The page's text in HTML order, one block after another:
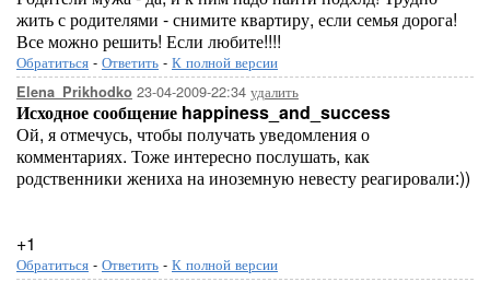
жить с родителями - снимите квартиру, если семья дорога!
Все можно решить! Если любите!!!!
Обратиться - Ответить - К полной версии
Elena_Prikhodko 23-04-2009-22:34 удалить
Исходное сообщение happiness_and_success
Ой, я отмечусь, чтобы получать уведомления о
комментариях. Тоже интересно послушать, как
родственники жениха на иноземную невесту реагировали:))
+1
Обратиться - Ответить - К полной версии